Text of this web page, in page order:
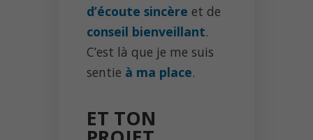
d’écoute sincère et de
conseil bienveillant.
C’est là que je me suis
sentie à ma place.
ET TON